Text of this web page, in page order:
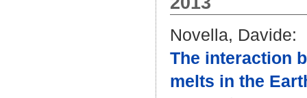
Novella, Davide:
The interaction
melts in the